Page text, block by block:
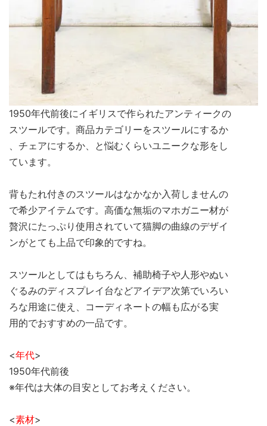
1950年代前後にイギリスで作られたアンティークの
スツールです。商品カテゴリーをスツールにするか
、チェアにするか、と悩むくらいユニークな形をし
ています。
背もたれ付きのスツールはなかなか入荷しませんの
で希少アイテムです。高価な無垢のマホガニー材が
贅沢にたっぷり使用されていて猫脚の曲線のデザイ
ンがとても上品で印象的ですね。
スツールとしてはもちろん、補助椅子や人形やぬい
ぐるみのディスプレイ台などアイデア次第でいろい
ろな用途に使え、コーディネートの幅も広がる実
用的でおすすめの一品です。
<年代>
1950年代前後
※年代は大体の目安としてお考えください。
<素材>